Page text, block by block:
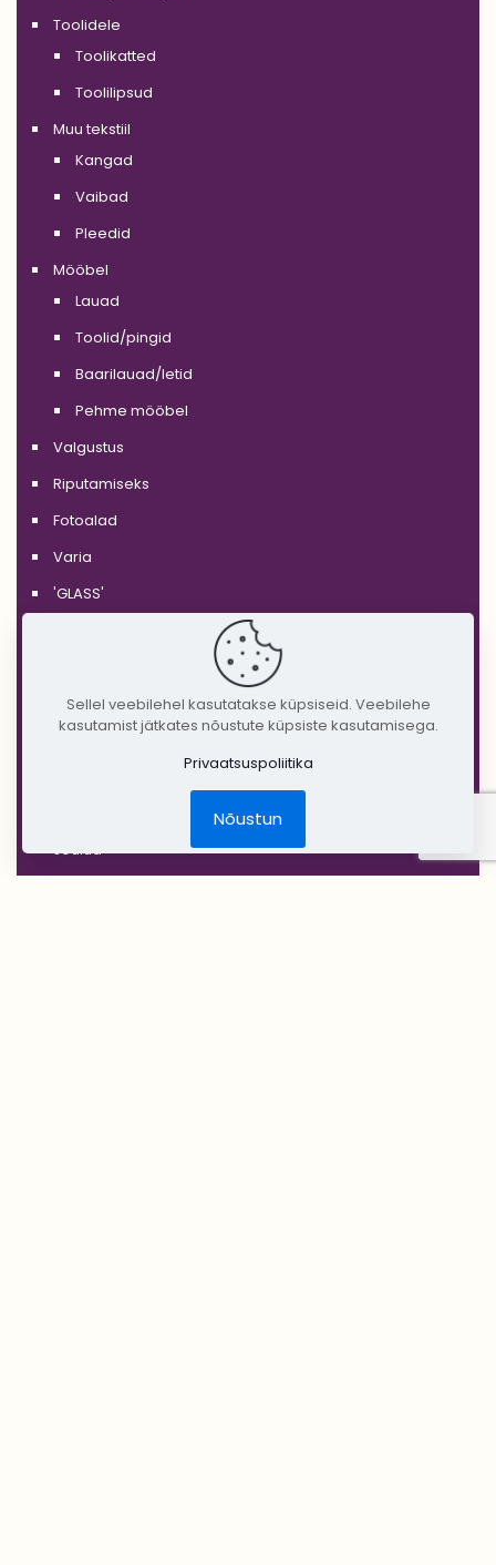
Toolidele
Toolikatted
Toolilipsud
Muu tekstiil
Kangad
Vaibad
Pleedid
Mööbel
Lauad
Toolid/pingid
Baarilauad/letid
Pehme mööbel
Valgustus
Riputamiseks
Fotoalad
Varia
'GLASS'
'SILVER'
Jõulud
Sellel veebilehel kasutatakse küpsiseid. Veebilehe
kasutamist jätkates nõustute küpsiste kasutamisega.
Privaatsuspoliitika
Nõustun